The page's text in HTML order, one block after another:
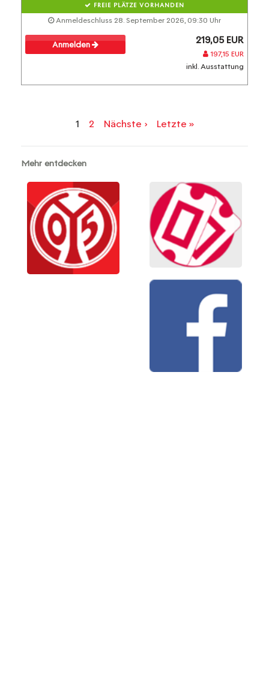
FREIE PLÄTZE VORHANDEN
Anmeldeschluss 28. September 2026, 09:30 Uhr
Anmelden 219,05 EUR
197,15 EUR
inkl. Ausstattung
1 2 Nächste › Letzte »
Mehr entdecken